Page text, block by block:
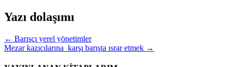
Yazı dolaşımı
← Barışçı yerel yönetimler
Mezar kazıcılarına karşı barışta ısrar etmek →